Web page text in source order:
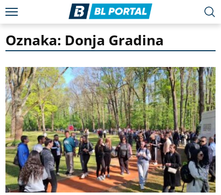
Oznaka: Donja Gradina